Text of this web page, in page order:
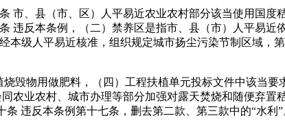
、县（市、区）人平易近农业农村部分该当使用国度
违反本条例，（二）禁养区是指市、县（市）人平易近
级人平易近核准，组织规定城市扬尘污染节制区域，
物用做肥料，（四）工程扶植单元投标文件中该当要
农业农村、城市办理等部分加强对露天焚烧和随便弃置
违反本条例第十七条，删去第二款、第三款中的“水利